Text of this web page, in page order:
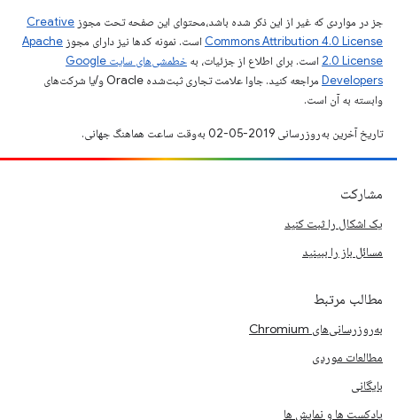
جز در مواردی که غیر از این ذکر شده باشد،‌محتوای این صفحه تحت مجوز Creative
Commons Attribution 4.0 License است. نمونه کدها نیز دارای مجوز Apache
2.0 License است. برای اطلاع از جزئیات، به
خطمشی‌های سایت Google
Developers‏
مراجعه کنید. جاوا علامت تجاری ثبت‌شده Oracle و/یا شرکت‌های
وابسته به آن است.
تاریخ آخرین به‌روزرسانی 2019-05-02 به‌وقت ساعت هماهنگ جهانی.
مشارکت
یک اشکال را ثبت کنید
مسائل باز را ببینید
مطالب مرتبط
به‌روزرسانی‌های Chromium
مطالعات موردی
بایگانی
پادکست ها و نمایش ها